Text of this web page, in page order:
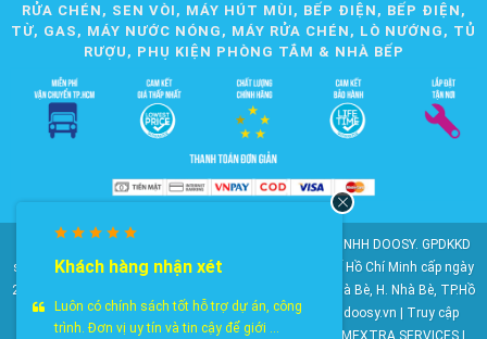
RỬA CHÉN, SEN VÒI, MÁY HÚT MÙI, BẾP ĐIỆN, BẾP ĐIỆN,
TỪ, GAS, MÁY NƯỚC NÓNG, MÁY RỬA CHÉN, LÒ NƯỚNG, TỦ
RƯỢU, PHỤ KIỆN PHÒNG TẮM & NHÀ BẾP
© 2010-2025 Bản quyền nội dung thuộc về CÔNG TY TNHH DOOSY. GPDKKD
số: 0311.807.893 do Sở Kế hoạch và Đầu tư Thành phố Hồ Chí Minh cấp ngày
28/05/2012. Địa chỉ: 2023 Huỳnh Tấn Phát, KP6, TT. Nhà Bè, H. Nhà Bè, TP.Hồ
Chí Minh. Điện thoại: 028 22 147 801. Email: doosy@doosy.vn | Truy cập
website cùng công ty:Trang Dịch Vụ Khách Hàng - HOMEXTRA SERVICES |
Khách hàng nhận xét
Luôn có chính sách tốt hỗ trợ dự án, công
trình. Đơn vị uy tín và tin cậy để giới ...